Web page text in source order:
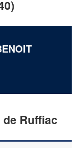
Ruffiac